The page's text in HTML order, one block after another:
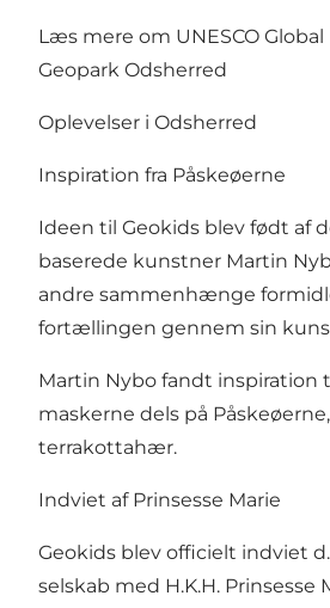
Læs mere om UNESCO Global
Geopark Odsherred
Oplevelser i Odsherred
Inspiration fra Påskeøerne
Ideen til Geokids blev født af
baserede kunstner Martin
andre sammenhænge
fortællingen gennem sin
Martin Nybo fandt inspiration
maskerne dels på
terrakottahær.
Indviet af Prinsesse Marie
Geokids blev officielt indviet d.
selskab med H.K.H. Prinsesse